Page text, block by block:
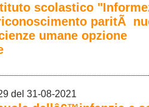
scolastico
paritÃ
umane opzione
del 31-08-2021